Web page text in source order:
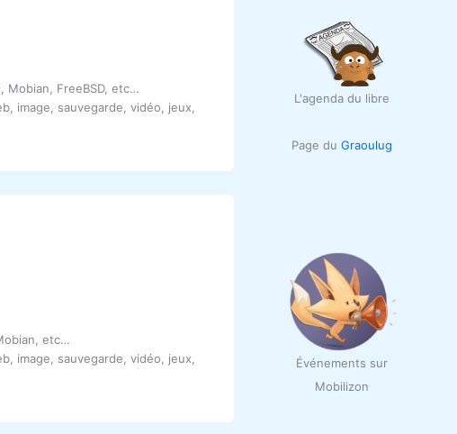
Mobian, FreeBSD, etc…
image, sauvegarde, vidéo, jeux,
etc…
image, sauvegarde, vidéo, jeux,
L'agenda du libre
Page duGraoulug
Événements sur
Mobilizon